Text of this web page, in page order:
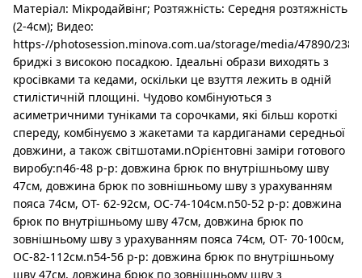
Матеріал: Мікродайвінг; Розтяжність: Середня розтяжність
(2-4см); Видео:
https-//photosession.minova.com.ua/storage/media/47890/
бриджі з високою посадкою. Ідеальні образи виходять з
кросівками та кедами, оскільки це взуття лежить в одній
стилістичній площині. Чудово комбінуються з
асиметричними туніками та сорочками, які більш короткі
спереду, комбінуємо з жакетами та кардиганами середньої
довжини, а також світшотами.nОрієнтовні заміри готового
виробу:n46-48 р-р: довжина брюк по внутрішньому шву
47см, довжина брюк по зовнішньому шву з урахуванням
пояса 74см, ОТ- 62-92см, ОС-74-104см.n50-52 р-р: довжина
брюк по внутрішньому шву 47см, довжина брюк по
зовнішньому шву з урахуванням пояса 74см, ОТ- 70-100см,
ОС-82-112см.n54-56 р-р: довжина брюк по внутрішньому
шву 47см, довжина брюк по зовнішньому шву з